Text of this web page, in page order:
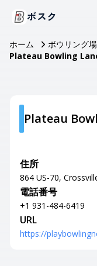
ボスク
ホーム ボウリング場
Plateau Bowling
Plateau
住所
864 US-70,
電話番号
+1 931-484-6419
URL
https://